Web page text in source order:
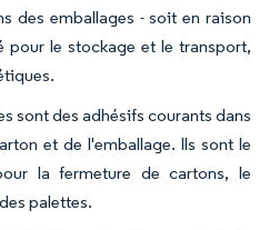
des emballages - soit en raison
pour le stockage et le transport,
sont des adhésifs courants dans
et de l'emballage. Ils sont le
la fermeture de cartons, le
palettes.